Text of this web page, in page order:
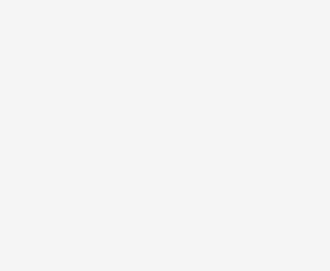
er kort fortalt
det gamle lånet.
stedet for å forholde deg til
det kan være lurt å ta en